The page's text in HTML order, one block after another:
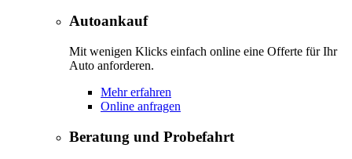
Autoankauf
Mit wenigen Klicks einfach online eine Offerte für Ihr
Auto anforderen.
Mehr erfahren
Online anfragen
Beratung und Probefahrt